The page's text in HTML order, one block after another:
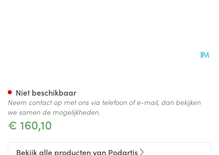
€ 160,10
Niet beschikbaar
Neem contact op met ons via telefoon of e-mail, dan bekijken
we samen de mogelijkheden.
Bekijk alle producten van Podartis